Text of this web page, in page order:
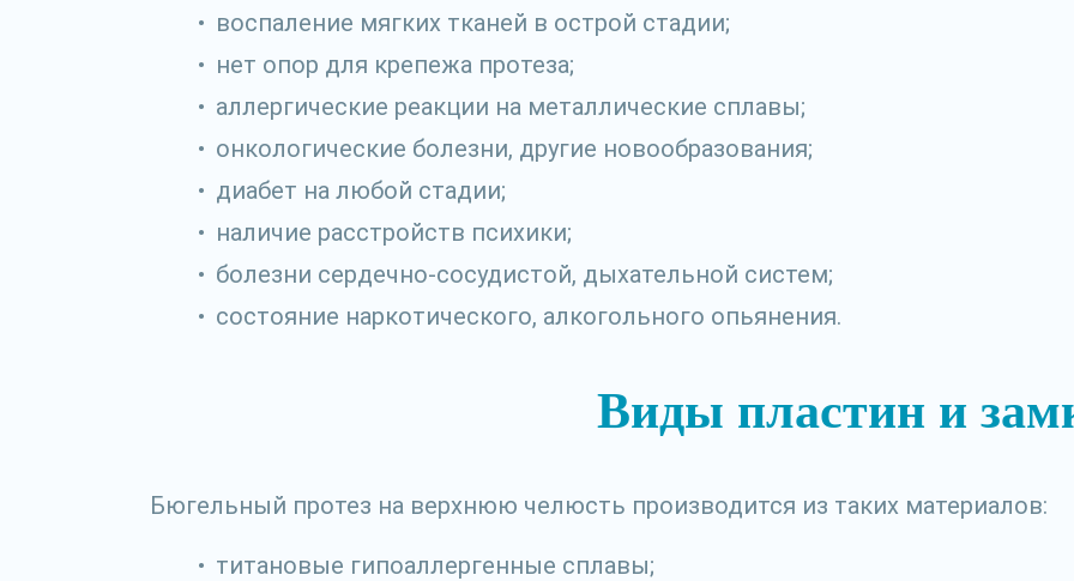
воспаление мягких тканей в острой стадии;
нет опор для крепежа протеза;
аллергические реакции на металлические сплавы;
онкологические болезни, другие новообразования;
диабет на любой стадии;
наличие расстройств психики;
болезни сердечно-сосудистой, дыхательной систем;
состояние наркотического, алкогольного опьянения.
Виды пластин и
Бюгельный протез на верхнюю челюсть производится из таких материалов:
титановые гипоаллергенные сплавы;